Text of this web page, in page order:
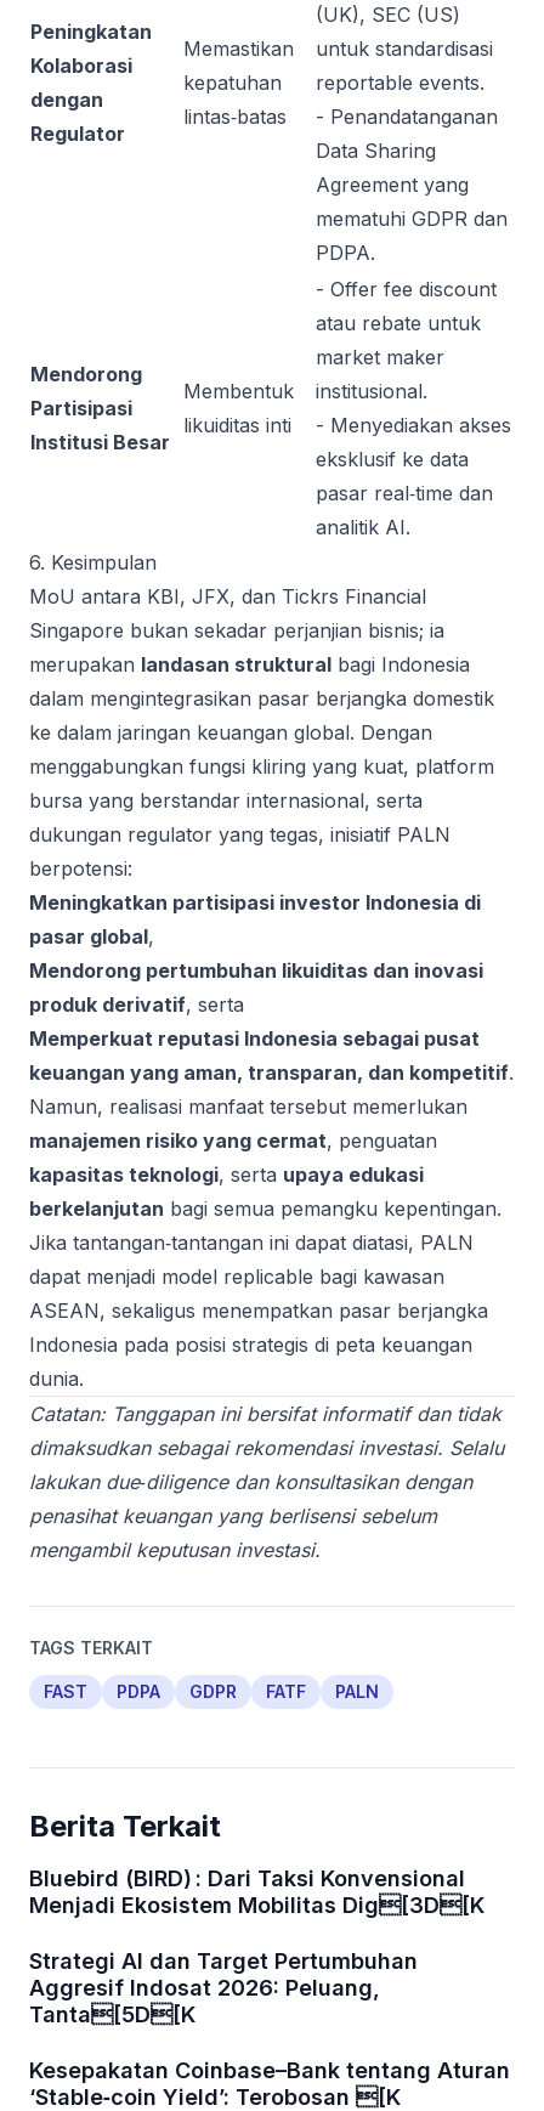
Peningkatan
Kolaborasi
dengan
Regulator
Memastikan
kepatuhan
lintas‑batas
(UK), SEC (US)
untuk standardisasi
reportable events.
- Penandatanganan
Data Sharing
Agreement yang
mematuhi GDPR dan
PDPA.
Mendorong
Partisipasi
Institusi Besar
Membentuk
likuiditas inti
- Offer fee discount
atau rebate untuk
market maker
institusional.
- Menyediakan akses
eksklusif ke data
pasar real‑time dan
analitik AI.
6. Kesimpulan
MoU antara KBI, JFX, dan Tickrs Financial
Singapore bukan sekadar perjanjian bisnis; ia
merupakan landasan struktural bagi Indonesia
dalam mengintegrasikan pasar berjangka domestik
ke dalam jaringan keuangan global. Dengan
menggabungkan fungsi kliring yang kuat, platform
bursa yang berstandar internasional, serta
dukungan regulator yang tegas, inisiatif PALN
berpotensi:
Meningkatkan partisipasi investor Indonesia di
pasar global,
Mendorong pertumbuhan likuiditas dan inovasi
produk derivatif, serta
Memperkuat reputasi Indonesia sebagai pusat
keuangan yang aman, transparan, dan kompetitif.
Namun, realisasi manfaat tersebut memerlukan
manajemen risiko yang cermat, penguatan
kapasitas teknologi, serta upaya edukasi
berkelanjutan bagi semua pemangku kepentingan.
Jika tantangan‑tantangan ini dapat diatasi, PALN
dapat menjadi model replicable bagi kawasan
ASEAN, sekaligus menempatkan pasar berjangka
Indonesia pada posisi strategis di peta keuangan
dunia.
Catatan: Tanggapan ini bersifat informatif dan tidak
dimaksudkan sebagai rekomendasi investasi. Selalu
lakukan due‑diligence dan konsultasikan dengan
penasihat keuangan yang berlisensi sebelum
mengambil keputusan investasi.
TAGS TERKAIT
FAST PDPA GDPR FATF PALN
Berita Terkait
Bluebird (BIRD) : Dari Taksi Konvensional
Menjadi Ekosistem Mobilitas Dig[3D[K
Strategi AI dan Target Pertumbuhan
Aggresif Indosat 2026: Peluang,
Tanta[5D[K
Kesepakatan Coinbase–Bank tentang Aturan
‘Stable‑coin Yield’: Terobosan [K